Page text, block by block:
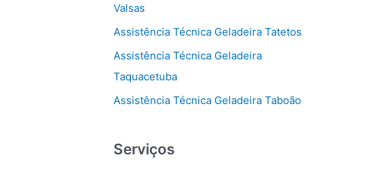
Valsas
Assistência Técnica Geladeira Tatetos
Assistência Técnica Geladeira
Taquacetuba
Assistência Técnica Geladeira Taboão
Serviços